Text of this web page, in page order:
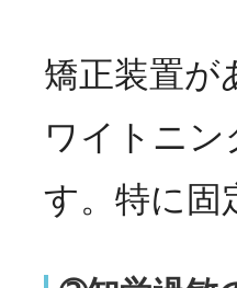
矯正装置が
ワイトニ
す。特に固